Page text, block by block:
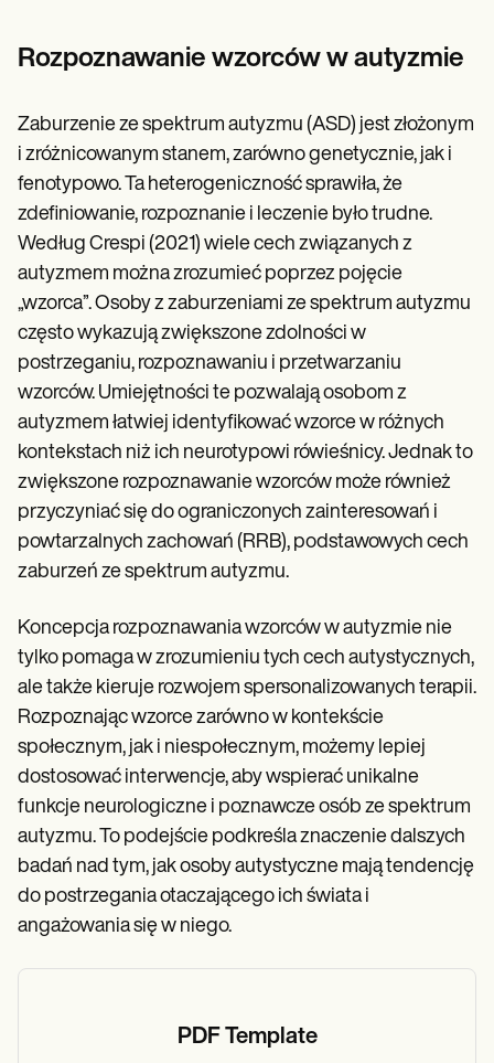
Demos
Training Hub
Become a Partner
Pricing
Why Carepatron?
Get started
Rozpoznawanie wzorców w autyzmie
Zaburzenie ze spektrum autyzmu (ASD) jest złożonym
i zróżnicowanym stanem, zarówno genetycznie, jak i
fenotypowo. Ta heterogeniczność sprawiła, że
zdefiniowanie, rozpoznanie i leczenie było trudne.
Według Crespi (2021) wiele cech związanych z
autyzmem można zrozumieć poprzez pojęcie
„wzorca”. Osoby z zaburzeniami ze spektrum autyzmu
często wykazują zwiększone zdolności w
postrzeganiu, rozpoznawaniu i przetwarzaniu
wzorców. Umiejętności te pozwalają osobom z
autyzmem łatwiej identyfikować wzorce w różnych
kontekstach niż ich neurotypowi rówieśnicy. Jednak to
zwiększone rozpoznawanie wzorców może również
przyczyniać się do ograniczonych zainteresowań i
powtarzalnych zachowań (RRB), podstawowych cech
zaburzeń ze spektrum autyzmu.
Koncepcja rozpoznawania wzorców w autyzmie nie
tylko pomaga w zrozumieniu tych cech autystycznych,
ale także kieruje rozwojem spersonalizowanych terapii.
Rozpoznając wzorce zarówno w kontekście
społecznym, jak i niespołecznym, możemy lepiej
dostosować interwencje, aby wspierać unikalne
funkcje neurologiczne i poznawcze osób ze spektrum
autyzmu. To podejście podkreśla znaczenie dalszych
badań nad tym, jak osoby autystyczne mają tendencję
do postrzegania otaczającego ich świata i
angażowania się w niego.
PDF Template